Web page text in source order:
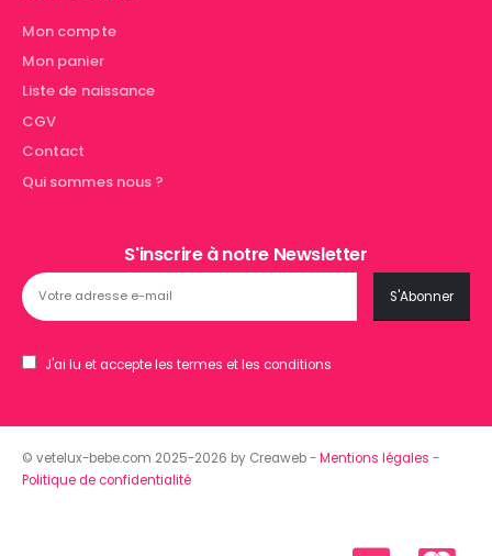
Mon compte
Mon panier
Liste de naissance
CGV
Contact
Qui sommes nous ?
S'inscrire à notre Newsletter
J'ai lu et accepte les termes et les conditions
© vetelux-bebe.com 2025-2026 by Creaweb -Mentions légales -
Politique de confidentialité